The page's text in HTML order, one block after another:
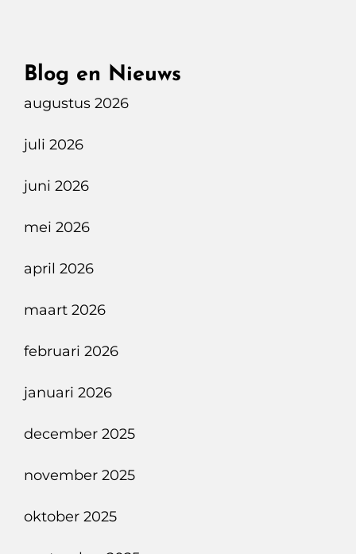
Historie.
Blog en Nieuws
augustus 2026
juli 2026
juni 2026
mei 2026
april 2026
maart 2026
februari 2026
januari 2026
december 2025
november 2025
oktober 2025